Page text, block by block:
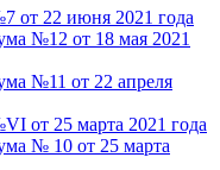
от 22 июня 2021 года
№12 от 18 мая 2021
№11 от 22 апреля
от 25 марта 2021 года
№ 10 от 25 марта